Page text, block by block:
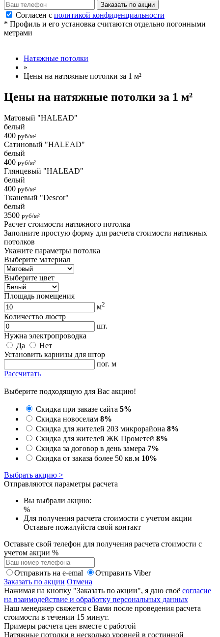
Заказать по акции
Согласен с политикой конфиденциальности
* Профиль и его установка считаются отдельно погонными
метрами
Натяжные потолки
»
Цены на натяжные потолки за 1 м²
Цены на натяжные потолки за 1 м²
Матовый "HALEAD"
белый
400 руб/м²
Сатиновый "HALEAD"
белый
400 руб/м²
Глянцевый "HALEAD"
белый
400 руб/м²
Тканевый "Descor"
белый
3500 руб/м²
Расчет стоимости натяжного потолка
Заполните простую форму для расчета стоимости натяжных
потолков
Укажите параметры потолка
Выберите материал
Выберите цвет
Площадь помещения
м2
Количество люстр
шт.
Нужна электропроводка
Да
Нет
Установить карнизы для штор
пог. м
Рассчитать
Выберите подходящую для Вас акцию!
Скидка при заказе сайта 5%
Скидка новоселам 8%
Скидка для жителей 203 микрорайона 8%
Скидка для жителей ЖК Прометей 8%
Скидка за договор в день замера 7%
Скидка от заказа более 50 кв.м 10%
Выбрать акцию >
Отправляются параметры расчета
Вы выбрали акцию:
%
Для получения расчета стоимости с учетом акции
Оставьте пожалуйста свой контакт
Оставьте свой телефон для получения расчета стоимости с
учетом акции %
Отправить на e-emal
Отправить Viber
Заказать по акции Отмена
Нажимая на кнопку "Заказать по акции", я даю своё согласие
на взаимодействие и обработку персональных данных
Наш менеджер свяжется с Вами после проведения расчета
стоимости в течении 15 минут.
Примеры расчета цен вместе с работой
Натяжные потолки в несколько уровней в гостинной